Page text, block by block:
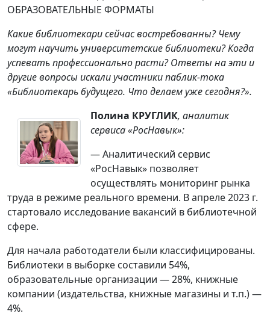
ОБРАЗОВАТЕЛЬНЫЕ ФОРМАТЫ
Какие библиотекари сейчас востребованны? Чему
могут научить университетские библиотеки? Когда
успевать профессионально расти? Ответы на эти и
другие вопросы искали участники паблик-тока
«Библиотекарь будущего. Что делаем уже сегодня?».
Полина КРУГЛИК, аналитик
сервиса «РосНавык»:
— Аналитический сервис
«РосНавык» позволяет
осуществлять мониторинг рынка
труда в режиме реального времени. В апреле 2023 г.
стартовало исследование вакансий в библиотечной
сфере.
Для начала работодатели были классифицированы.
Библиотеки в выборке составили 54%,
образовательные организации — 28%, книжные
компании (издательства, книжные магазины и т.п.) —
4%.